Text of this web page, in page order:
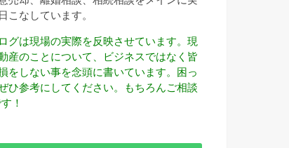
こなしています。
グは現場の実際を反映させています。現
産のことについて、ビジネスではなく皆
をしない事を念頭に書いています。困っ
ひ参考にしてください。もちろんご相談
！